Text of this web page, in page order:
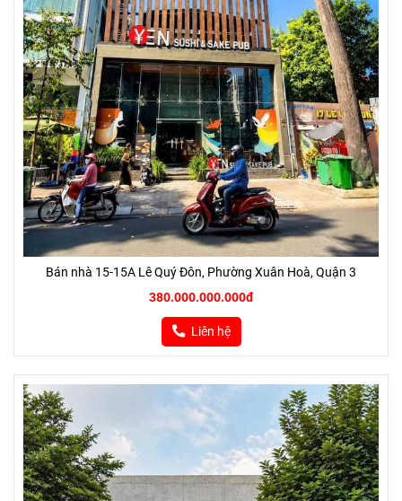
Bán nhà 15-15A Lê Quý Đôn, Phường Xuân Hoà, Quận 3
380.000.000.000đ
Liên hệ